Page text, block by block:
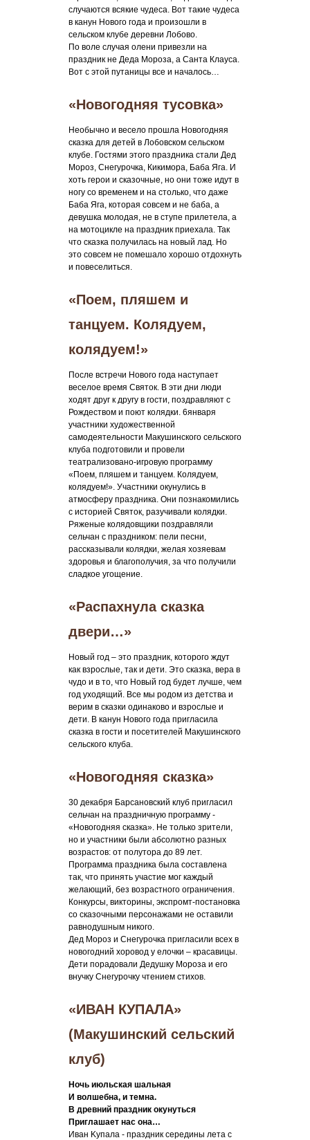
случаются всякие чудеса. Вот такие чудеса
в канун Нового года и произошли в
сельском клубе деревни Лобово.
По воле случая олени привезли на
праздник не Деда Мороза, а Санта Клауса.
Вот с этой путаницы все и началось…
«Новогодняя тусовка»
Необычно и весело прошла Новогодняя
сказка для детей в Лобовском сельском
клубе. Гостями этого праздника стали Дед
Мороз, Снегурочка, Кикимора, Баба Яга. И
хоть герои и сказочные, но они тоже идут в
ногу со временем и на столько, что даже
Баба Яга, которая совсем и не баба, а
девушка молодая, не в ступе прилетела, а
на мотоцикле на праздник приехала. Так
что сказка получилась на новый лад. Но
это совсем не помешало хорошо отдохнуть
и повеселиться.
«Поем, пляшем и
танцуем. Колядуем,
колядуем!»
После встречи Нового года наступает
веселое время Святок. В эти дни люди
ходят друг к другу в гости, поздравляют с
Рождеством и поют колядки. 6января
участники художественной
самодеятельности Макушинского сельского
клуба подготовили и провели
театрализовано-игровую программу
«Поем, пляшем и танцуем. Колядуем,
колядуем!». Участники окунулись в
атмосферу праздника. Они познакомились
с историей Святок, разучивали колядки.
Ряженые колядовщики поздравляли
сельчан с праздником: пели песни,
рассказывали колядки, желая хозяевам
здоровья и благополучия, за что получили
сладкое угощение.
«Распахнула сказка
двери…»
Новый год – это праздник, которого ждут
как взрослые, так и дети. Это сказка, вера в
чудо и в то, что Новый год будет лучше, чем
год уходящий. Все мы родом из детства и
верим в сказки одинаково и взрослые и
дети. В канун Нового года пригласила
сказка в гости и посетителей Макушинского
сельского клуба.
«Новогодняя сказка»
30 декабря Барсановский клуб пригласил
сельчан на праздничную программу -
«Новогодняя сказка». Не только зрители,
но и участники были абсолютно разных
возрастов: от полутора до 89 лет.
Программа праздника была составлена
так, что принять участие мог каждый
желающий, без возрастного ограничения.
Конкурсы, викторины, экспромт-постановка
со сказочными персонажами не оставили
равнодушным никого.
Дед Мороз и Снегурочка пригласили всех в
новогодний хоровод у елочки – красавицы.
Дети порадовали Дедушку Мороза и его
внучку Снегурочку чтением стихов.
«ИВАН КУПАЛА»
(Макушинский сельский
клуб)
Ночь июльская шальная
И волшебна, и темна.
В древний праздник окунуться
Приглашает нас она…
Ивaн Kyпaлa - пpaздник cepeдины лeтa c